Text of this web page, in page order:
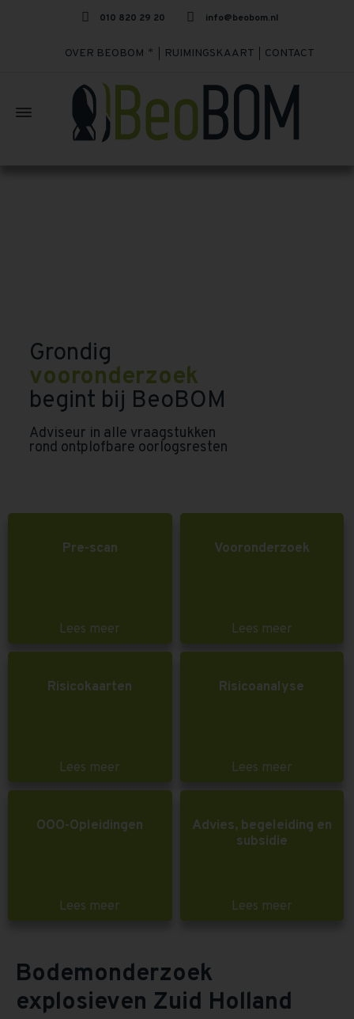
010 820 29 20 info@beobom.nl
OVER BEOBOM RUIMINGSKAART CONTACT
Grondig
vooronderzoek
begint bij BeoBOM
Adviseur in alle vraagstukken
rond ontplofbare oorlogsresten
Pre-scan
Lees meer
Vooronderzoek
Lees meer
Risicokaarten
Lees meer
Risicoanalyse
Lees meer
OOO-Opleidingen
Lees meer
Advies, begeleiding en
subsidie
Lees meer
Bodemonderzoek
explosieven Zuid Holland